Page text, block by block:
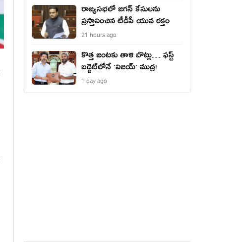
రాజ్యసభలో జగన్ కేసులను
ప్రస్తావించిన టీడీపీ యువ రక్తం
21 hours ago
కొత్త జంట‌కు తాళి బొట్లు… ఫ‌స్ట్
బ‌డ్జెట్‌లోనే `విజ‌య్` ముద్ర‌!
1 day ago